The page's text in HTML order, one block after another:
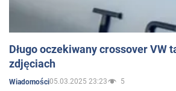
Długo oczekiwany crossover VW
zdjęciach
Wiadomości05.03.2025 23:23 5